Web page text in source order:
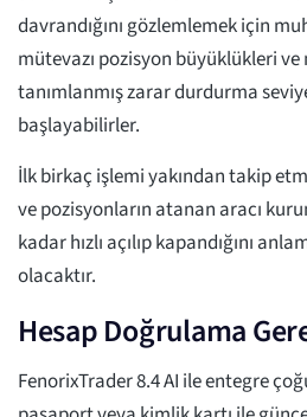
davrandığını gözlemlemek için
mütevazı pozisyon büyüklükleri
tanımlanmış zarar durdurma
başlayabilirler.
İlk birkaç işlemi yakından takip
ve pozisyonların atanan aracı
kadar hızlı açılıp kapandığını
olacaktır.
Hesap Doğrulama
FenorixTrader 8.4 AI ile entegre